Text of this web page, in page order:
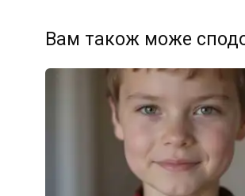
Вам також може